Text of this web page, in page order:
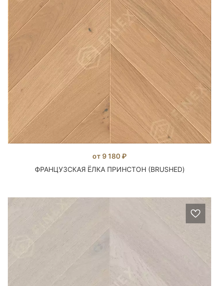
от 9 180 ₽
ФРАНЦУЗСКАЯ ЁЛКА ПРИНСТОН (BRUSHED)